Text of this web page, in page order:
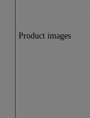
Product images